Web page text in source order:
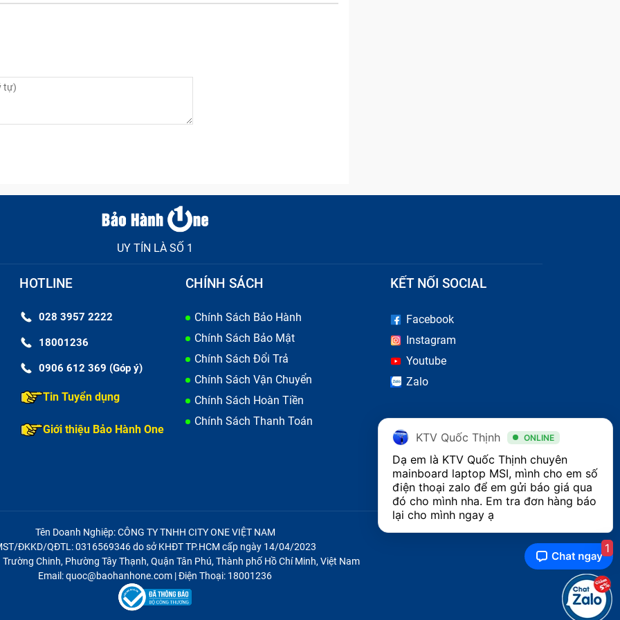
màn hình không hiển thị, đèn numlock và capslock chớp nháy
UY TÍN LÀ SỐ 1
HOTLINE
028 3957 2222
18001236
0906 612 369 (Góp ý)
Tin Tuyển dụng
Giới thiệu Bảo Hành One
CHÍNH SÁCH
Chính Sách Bảo Hành
Chính Sách Bảo Mật
Chính Sách Đổi Trả
Chính Sách Vận Chuyển
Chính Sách Hoàn Tiền
Chính Sách Thanh Toán
KẾT NỐI SOCIAL
Facebook
Instagram
Youtube
Zalo
Tên Doanh Nghiệp: CÔNG TY TNHH CITY ONE VIỆT NAM
ĐKKD/QĐTL: 0316569346 do sở KHĐT TP.HCM cấp ngày 14/04/2023
Trường Chinh, Phường Tây Thạnh, Quận Tân Phú, Thành phố Hồ Chí Minh, Việt Nam
Email: quoc@baohanhone.com | Điện Thoại: 18001236
KTV Quốc Thịnh ONLINE
Dạ em là KTV Quốc Thịnh chuyên
mainboard laptop MSI, mình cho em số
điện thoại zalo để em gửi báo giá qua
đó cho mình nha. Em tra đơn hàng báo
lại cho mình ngay ạ
1